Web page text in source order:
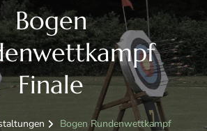
Bogen
Finale
Bogen Rundenwettkampf